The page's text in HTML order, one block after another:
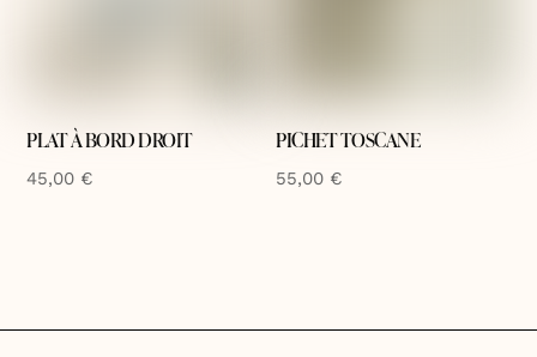
PLAT À BORD DROIT
45,00 €
PICHET TOSCANE
55,00 €